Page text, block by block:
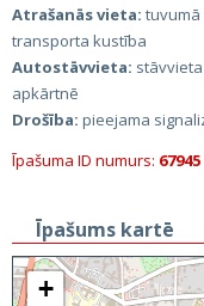
Atrašanās vieta:
transporta kustība
Autostāvvieta:
apkārtnē
Drošība: pieejama
Īpašuma ID numurs: 67945
Īpašums kartē
+